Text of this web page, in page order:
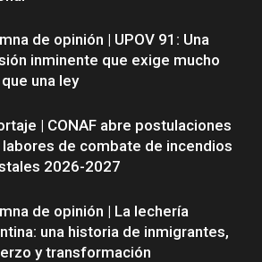
de opinión | UPOV 91: Una
inminente que exige mucho
una ley
| CONAF abre postulaciones
labores de combate de incendios
2026-2027
de opinión | La lechería
una historia de inmigrantes,
y transformación